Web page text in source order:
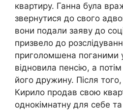
квартиру. Ганна була
звернутися до свого
вони подали заяву до
призвело до
приголомшена поганими
відновила пенсію, а
його дружину. Після
Кирило продав свою
однокімнатну для себе